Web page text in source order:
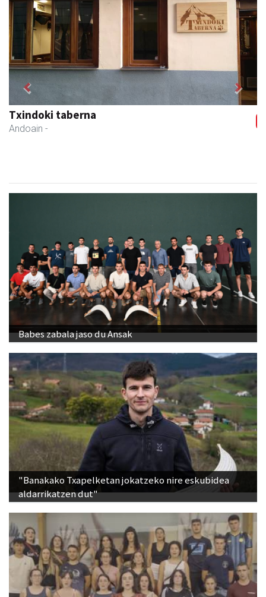
Txindoki taberna
Andoain -
Previous Next
Babes zabala jaso du Ansak
"Banakako Txapelketan jokatzeko nire eskubidea
aldarrikatzen dut"